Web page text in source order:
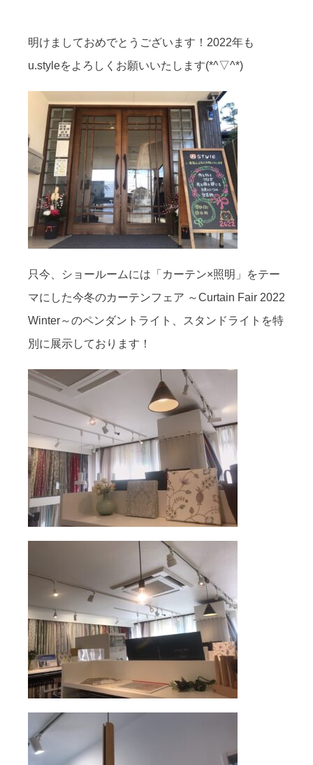
明けましておめでとうございます！2022年も
u.styleをよろしくお願いいたします(*^▽^*)
只今、ショールームには「カーテン×照明」をテー
マにした今冬のカーテンフェア ～Curtain Fair 2022
Winter～のペンダントライト、スタンドライトを特
別に展示しております！